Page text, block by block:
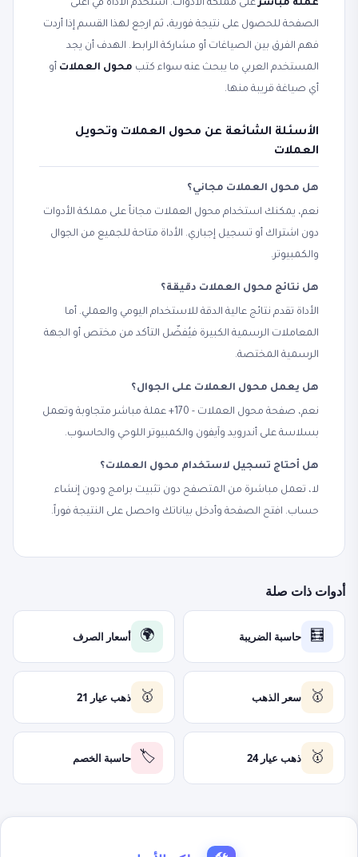
عملة مباشرعلى مملكة الأدوات. استخدم الأداة في أعلى
الصفحة للحصول على نتيجة فورية، ثم ارجع لهذا القسم إذا أردت
فهم الفرق بين الصياغات أو مشاركة الرابط. الهدف أن يجد
المستخدم العربي ما يبحث عنه سواء كتب محول العملات أو
أي صياغة قريبة منها.
الأسئلة الشائعة عن محول العملات وتحويل
العملات
هل محول العملات مجاني؟
نعم، يمكنك استخدام محول العملات مجاناً على مملكة الأدوات
دون اشتراك أو تسجيل إجباري. الأداة متاحة للجميع من الجوال
والكمبيوتر.
هل نتائج محول العملات دقيقة؟
الأداة تقدم نتائج عالية الدقة للاستخدام اليومي والعملي. أما
المعاملات الرسمية الكبيرة فيُفضّل التأكد من مختص أو الجهة
الرسمية المختصة.
هل يعمل محول العملات على الجوال؟
نعم، صفحة محول العملات - 170+ عملة مباشر متجاوبة وتعمل
بسلاسة على أندرويد وآيفون والكمبيوتر اللوحي والحاسوب.
هل أحتاج تسجيل لاستخدام محول العملات؟
لا، تعمل مباشرة من المتصفح دون تثبيت برامج ودون إنشاء
حساب. افتح الصفحة وأدخل بياناتك واحصل على النتيجة فوراً.
أدوات ذات صلة
🧮 حاسبة الضريبة 🌍 أسعار الصرف
🥇 سعر الذهب 🥇 ذهب عيار 21
🥇 ذهب عيار 24 🏷️ حاسبة الخصم